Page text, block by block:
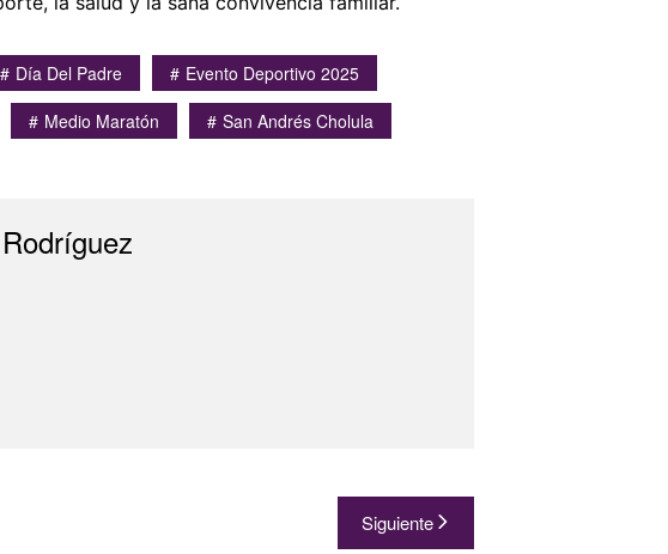
Día Del Padre
Evento Deportivo 2025
Medio Maratón San Andrés Cholula
Siguiente